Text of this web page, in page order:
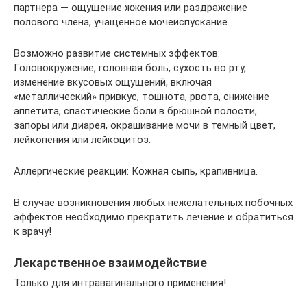
партнера — ощущение жжения или раздражение
полового члена, учащенное мочеиспускание.
Возможно развитие системных эффектов:
Головокружение, головная боль, сухость во рту,
изменение вкусовых ощущений, включая
«металлический» привкус, тошнота, рвота, снижение
аппетита, спастические боли в брюшной полости,
запоры или диарея, окрашивание мочи в темный цвет,
лейкопения или лейкоцитоз.
Аллергические реакции: Кожная сыпь, крапивница.
В случае возникновения любых нежелательных побочных
эффектов необходимо прекратить лечение и обратиться
к врачу!
Лекарственное взаимодействие
Только для интравагинального применения!